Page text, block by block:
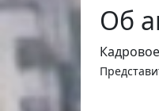
Об